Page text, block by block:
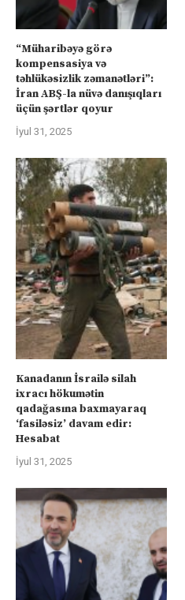
“Müharibəyə görə
kompensasiya və
təhlükəsizlik zəmanətləri”:
İran ABŞ-la nüvə danışıqları
üçün şərtlər qoyur
İyul 31, 2025
Kanadanın İsrailə silah
ixracı hökumətin
qadağasına baxmayaraq
‘fasiləsiz’ davam edir:
Hesabat
İyul 31, 2025